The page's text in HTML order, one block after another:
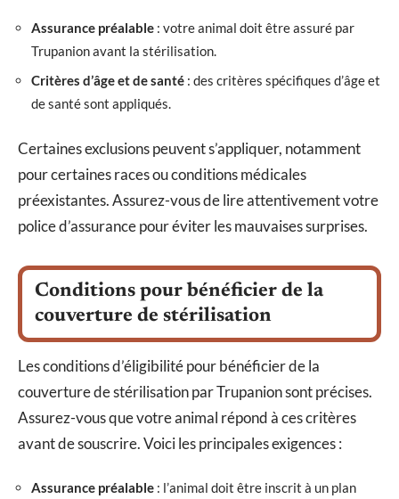
Assurance préalable : votre animal doit être assuré par
Trupanion avant la stérilisation.
Critères d’âge et de santé : des critères spécifiques d’âge et
de santé sont appliqués.
Certaines exclusions peuvent s’appliquer, notamment
pour certaines races ou conditions médicales
préexistantes. Assurez-vous de lire attentivement votre
police d’assurance pour éviter les mauvaises surprises.
Conditions pour bénéficier de la
couverture de stérilisation
Les conditions d’éligibilité pour bénéficier de la
couverture de stérilisation par Trupanion sont précises.
Assurez-vous que votre animal répond à ces critères
avant de souscrire. Voici les principales exigences :
Assurance préalable : l’animal doit être inscrit à un plan